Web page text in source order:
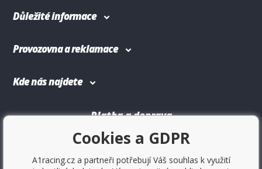
Důležité informace
Provozovna a reklamace
Kde nás najdete
Platba a doprava
Cookies a GDPR
A1racing.cz a partneři potřebují Váš souhlas k využití